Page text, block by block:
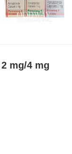
mg/4 mg